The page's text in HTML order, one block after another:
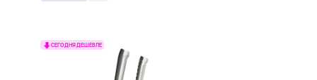
СЕГОДНЯ ДЕШЕВЛЕ